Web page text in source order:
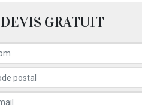
DEVIS GRATUIT